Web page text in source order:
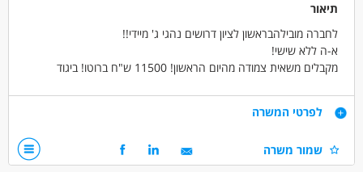
תיאור
לחברה מובילהבראשון לציון דרושים נהגי ג' מיידי!!
א-ה ללא שישי!
מקבלים משאית צמודה מהיום הראשון! 11500 ש"ח ברוטו! ביגוד
קליטה ישירה לחברה עם כל התנאים הסוציאליים!
דרישות
לפרטי המשרה
שמור משרה